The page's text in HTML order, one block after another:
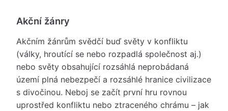
Akční žánry
Akčním žánrům svědčí buď světy v konfliktu
(války, hroutící se nebo rozpadlá společnost aj.)
nebo světy obsahující rozsáhlá neprobádaná
území plná nebezpečí a rozsáhlé hranice civilizace
s divočinou. Neboj se začít první hru rovnou
uprostřed konfliktu nebo ztraceného chrámu – jak